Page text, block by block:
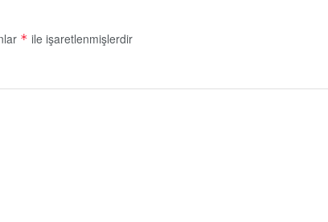
* ile işaretlenmişlerdir